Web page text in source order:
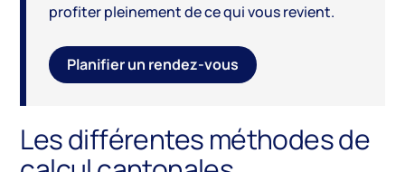
profiter pleinement de ce qui vous revient.
Planifier un rendez-vous
Les différentes méthodes de